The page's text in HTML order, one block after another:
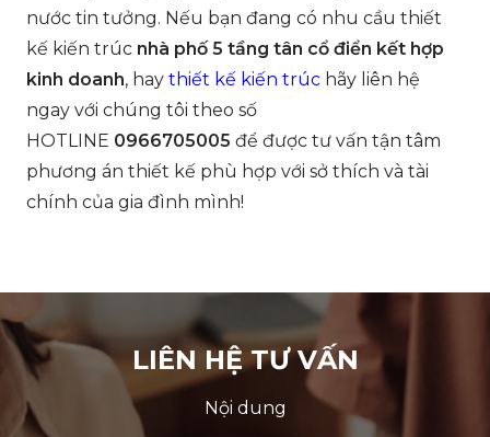
nước tin tưởng. Nếu bạn đang có nhu cầu thiết
kế kiến trúc nhà phố 5 tầng tân cổ điển kết hợp
kinh doanh, hay thiết kế kiến trúc hãy liên hệ
ngay với chúng tôi theo số
HOTLINE 0966705005 để được tư vấn tận tâm
phương án thiết kế phù hợp với sở thích và tài
chính của gia đình mình!
LIÊN HỆ TƯ VẤN
Nội dung